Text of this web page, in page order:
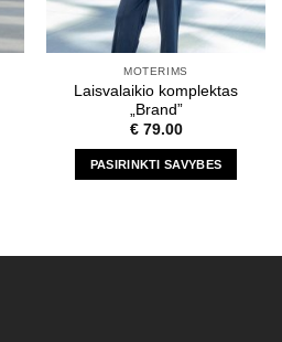
chosen
on
the
product
page
MOTERIMS
Laisvalaikio komplektas
„Brand”
€79.00
PASIRINKTI SAVYBES
multiple